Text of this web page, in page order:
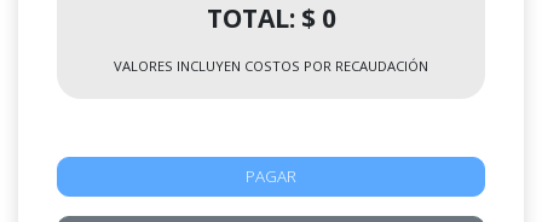
TOTAL: $ 0
VALORES INCLUYEN COSTOS POR RECAUDACIÓN
PAGAR